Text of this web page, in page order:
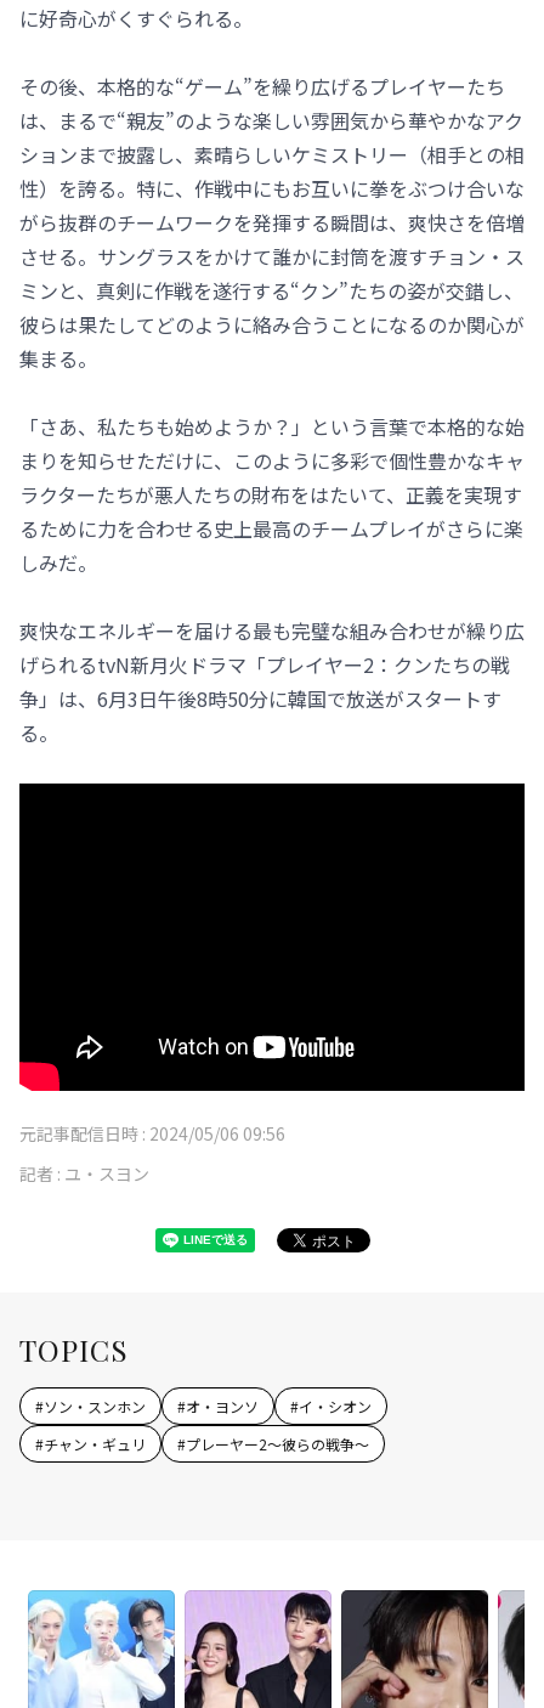
に好奇心がくすぐられる。
その後、本格的な“ゲーム”を繰り広げるプレイヤーたち
は、まるで“親友”のような楽しい雰囲気から華やかなアク
ションまで披露し、素晴らしいケミストリー（相手との相
性）を誇る。特に、作戦中にもお互いに拳をぶつけ合いな
がら抜群のチームワークを発揮する瞬間は、爽快さを倍増
させる。サングラスをかけて誰かに封筒を渡すチョン・ス
ミンと、真剣に作戦を遂行する“クン”たちの姿が交錯し、
彼らは果たしてどのように絡み合うことになるのか関心が
集まる。
「さあ、私たちも始めようか？」という言葉で本格的な始
まりを知らせただけに、このように多彩で個性豊かなキャ
ラクターたちが悪人たちの財布をはたいて、正義を実現す
るために力を合わせる史上最高のチームプレイがさらに楽
しみだ。
爽快なエネルギーを届ける最も完璧な組み合わせが繰り広
げられるtvN新月火ドラマ「プレイヤー2：クンたちの戦
争」は、6月3日午後8時50分に韓国で放送がスタートす
る。
元記事配信日時 : 2024/05/06 09:56
記者 : ユ・スヨン
TOPICS
#ソン・スンホン #オ・ヨンソ #イ・シオン
#チャン・ギュリ #プレーヤー2～彼らの戦争～